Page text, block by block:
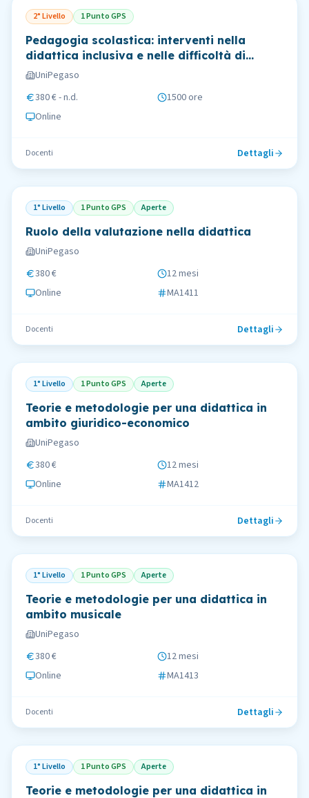
2° Livello 1 Punto GPS
Pedagogia scolastica: interventi nella
didattica inclusiva e nelle difficoltà di
apprendimento
UniPegaso
380 € - n.d.
1500 ore
Online
Docenti Dettagli
1° Livello 1 Punto GPS Aperte
Ruolo della valutazione nella didattica
UniPegaso
380 €
12 mesi
Online
MA1411
Docenti Dettagli
1° Livello 1 Punto GPS Aperte
Teorie e metodologie per una didattica in
ambito giuridico-economico
UniPegaso
380 €
12 mesi
Online
MA1412
Docenti Dettagli
1° Livello 1 Punto GPS Aperte
Teorie e metodologie per una didattica in
ambito musicale
UniPegaso
380 €
12 mesi
Online
MA1413
Docenti Dettagli
1° Livello 1 Punto GPS Aperte
Teorie e metodologie per una didattica in